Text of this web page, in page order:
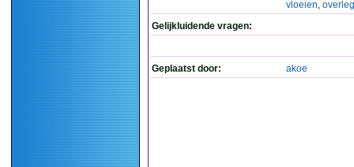
vloeien,
Gelijkluidende vragen:
Geplaatst door: akoe